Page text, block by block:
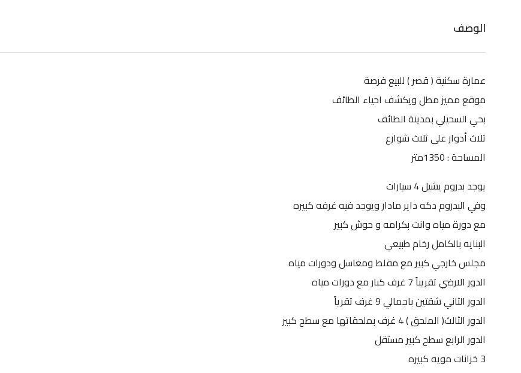
الوصف
عمارة سكنية ( قصر ) للبيع فرصة
موقع مميز مطل ويكشف احياء الطائف
بحي السحيلي بمدينة الطائف
ثلاث أدوار على ثلاث شوارع
المساحة : 1350متر
يوجد بدروم يشيل 4 سيارات
وفي البدروم دكه داير مادار ويوجد فيه غرفه كبيره
مع دورة مياه وانت بكرامه و حوش كبير
البنايه بالكامل رخام طبيعي
مجلس خارجي كبير مع مقلط ومغاسل ودورات مياه
الدور الارضي تقريباً 7 غرف كبار مع دورات مياه
الدور الثاني شقتين باجمالي 9 غرف تقرياً
الدور الثالث( الملحق ) 4 غرف بملحقاتها مع سطح كبير
الدور الرابع سطح كبير مستقل
3 خزانات مويه كبيره